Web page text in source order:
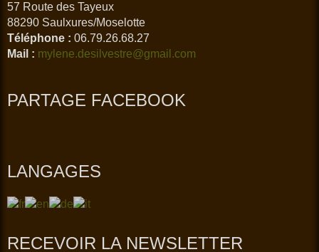
57 Route des Tayeux
88290 Saulxures/Moselotte
Téléphone : 06.79.26.68.27
Mail : mylene.desilvestre@gmail.com
PARTAGE FACEBOOK
LANGAGES
RECEVOIR LA NEWSLETTER